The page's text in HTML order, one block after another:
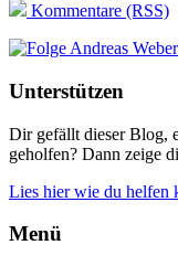
Kommentare (RSS)
Unterstützen
Dir gefällt dieser Blog,
geholfen? Dann zeige
Lies hier wie du helfen
Menü